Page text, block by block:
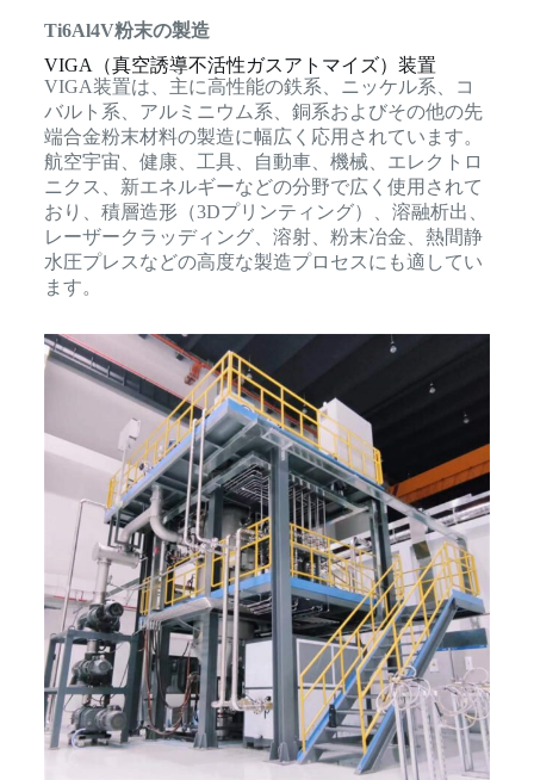
Ti6Al4V粉末の製造
VIGA（真空誘導不活性ガスアトマイズ）装置
VIGA装置は、主に高性能の鉄系、ニッケル系、コ
バルト系、アルミニウム系、銅系およびその他の先
端合金粉末材料の製造に幅広く応用されています。
航空宇宙、健康、工具、自動車、機械、エレクトロ
ニクス、新エネルギーなどの分野で広く使用されて
おり、積層造形（3Dプリンティング）、溶融析出、
レーザークラッディング、溶射、粉末冶金、熱間静
水圧プレスなどの高度な製造プロセスにも適してい
ます。